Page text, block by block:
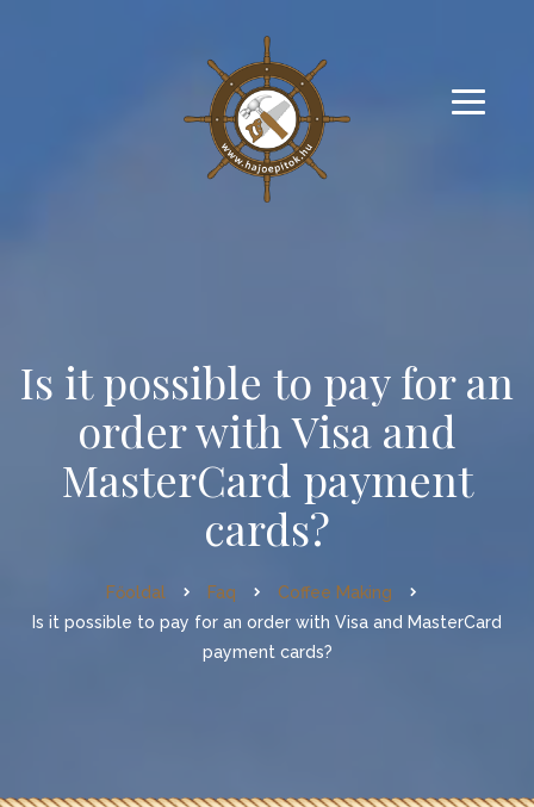
Is it possible to pay for an
order with Visa and
MasterCard payment
cards?
Főoldal Faq
Coffee Making
Is it possible to pay for an order with Visa and MasterCard
payment cards?